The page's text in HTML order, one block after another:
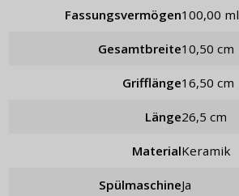
Fassungsvermögen 100,00 ml
Gesamtbreite 10,50 cm
Grifflänge 16,50 cm
Länge 26,5 cm
Material Keramik
Spülmaschine Ja